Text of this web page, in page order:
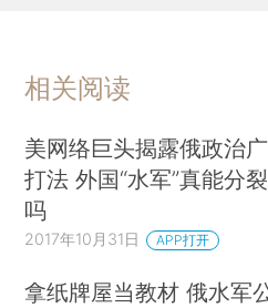
相关阅读
美网络巨头揭露俄政治
打法 外国“水军”真能分
吗
2017年10月31日 APP打开
拿纸牌屋当教材 俄水军